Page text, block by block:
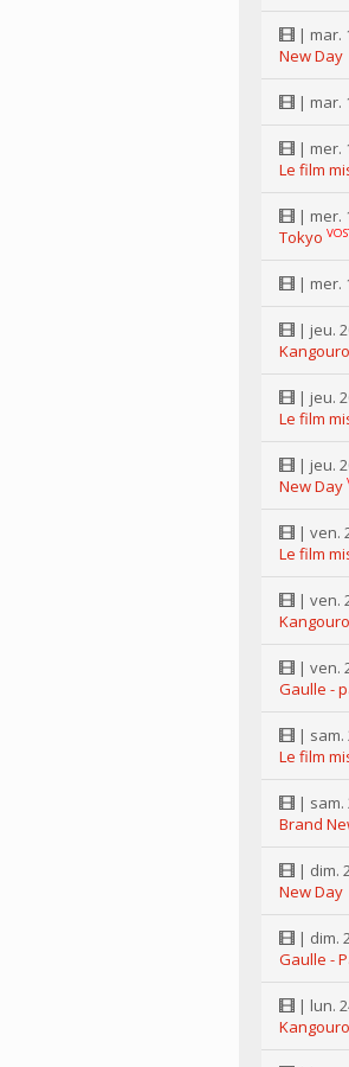
| mar.
New Day
| mar.
| mer.
Le film
| mer.
Tokyo
| mer.
| jeu.
| jeu.
Le film
| jeu.
New Day
| ven.
Le film
| ven.
| ven.
Gaulle -
| sam.
Le film
| sam.
Brand
| dim.
New Day
| dim.
Gaulle -
| lun.